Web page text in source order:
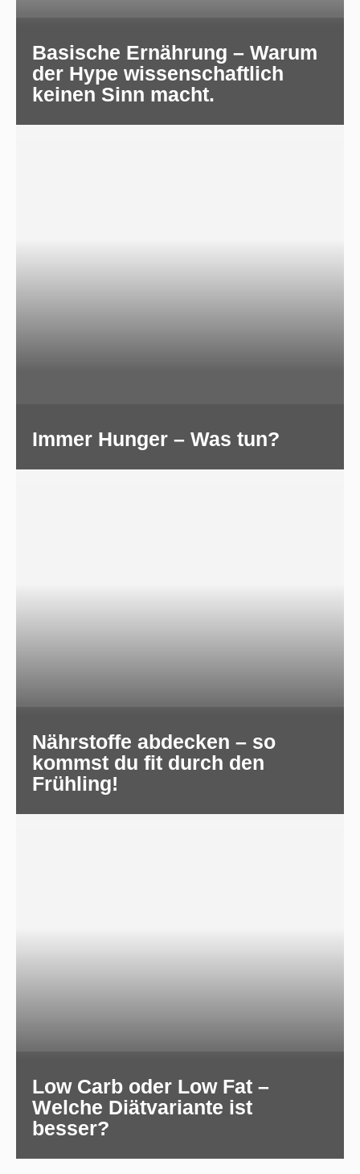
Basische Ernährung – Warum
der Hype wissenschaftlich
keinen Sinn macht.
Immer Hunger – Was tun?
Nährstoffe abdecken – so
kommst du fit durch den
Frühling!
Low Carb oder Low Fat –
Welche Diätvariante ist
besser?